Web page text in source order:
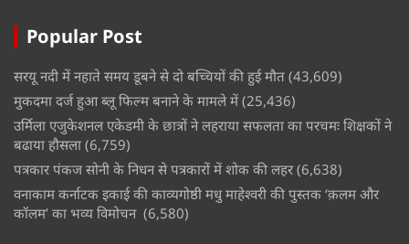
Popular Post
सरयू नदी में नहाते समय डूबने से दो बच्चियों की हुई मौत (43,609)
मुकदमा दर्ज हुआ ब्लू फिल्म बनाने के मामले में (25,436)
उर्मिला एजुकेशनल एकेडमी के छात्रों ने लहराया सफलता का परचमः शिक्षकों ने
बढाया हौसला (6,759)
पत्रकार पंकज सोनी के निधन से पत्रकारों में शोक की लहर (6,638)
वनाकाम कर्नाटक इकाई की काव्यगोष्ठी मधु माहेश्वरी की पुस्तक ‘क़लम और
कॉलम’ का भव्य विमोचन (6,580)